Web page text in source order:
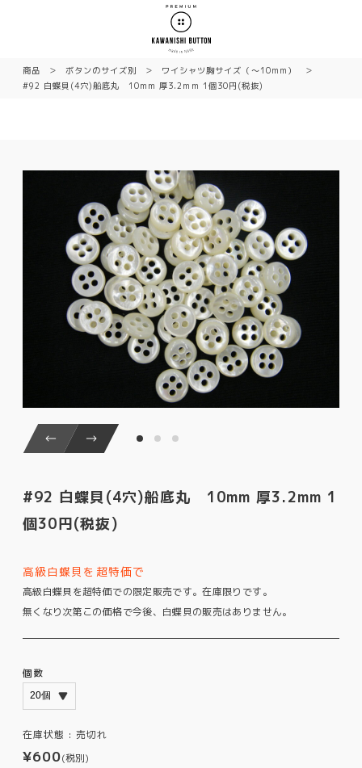
商品 ボタンのサイズ別
ワイシャツ胸サイズ（〜10mm）
#92 白蝶貝(4穴)船底丸 10mm 厚3.2mm 1個30円(税抜)
#92 白蝶貝(4穴)船底丸 10mm 厚3.2mm 1
個30円(税抜)
高級白蝶貝を超特価で
高級白蝶貝を超特価での限定販売です。在庫限りです。
無くなり次第この価格で今後、白蝶貝の販売はありません。
個数
在庫状態 :売切れ
¥600(税別)